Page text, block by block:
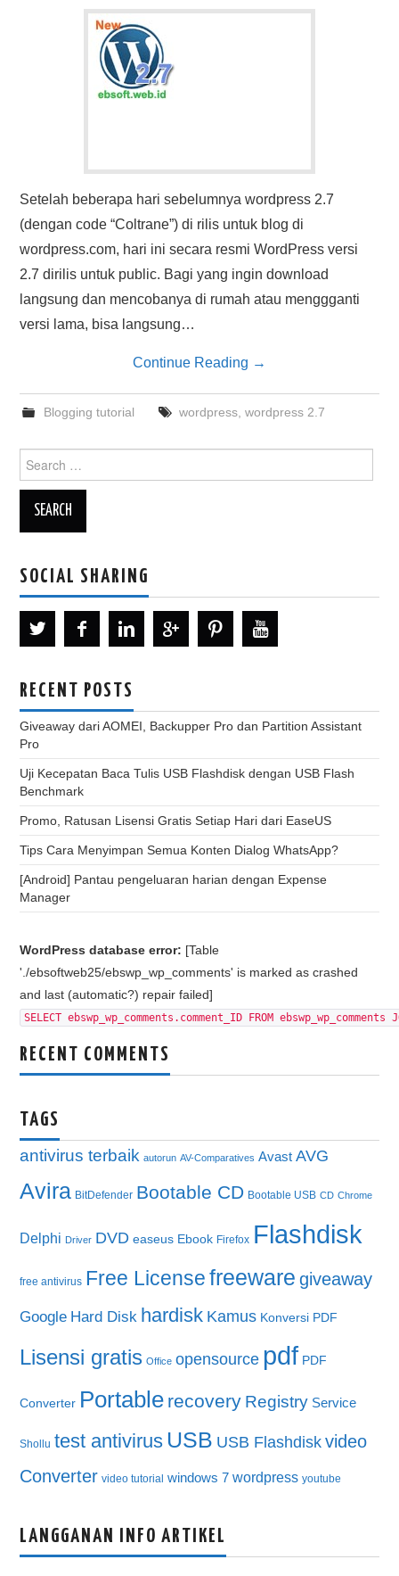
HASIL PENCARIAN
Setelah beberapa hari sebelumnya wordpress 2.7
(dengan code “Coltrane”) di rilis untuk blog di
wordpress.com, hari ini secara resmi WordPress versi
2.7 dirilis untuk public. Bagi yang ingin download
langsung dan mencobanya di rumah atau menggganti
versi lama, bisa langsung…
Continue Reading →
Blogging tutorial wordpress, wordpress 2.7
for:
SOCIAL SHARING
RECENT POSTS
Giveaway dari AOMEI, Backupper Pro dan Partition Assistant
Pro
Uji Kecepatan Baca Tulis USB Flashdisk dengan USB Flash
Benchmark
Promo, Ratusan Lisensi Gratis Setiap Hari dari EaseUS
Tips Cara Menyimpan Semua Konten Dialog WhatsApp?
[Android] Pantau pengeluaran harian dengan Expense
Manager
WordPress database error: [Table
'./ebsoftweb25/ebswp_wp_comments' is marked as crashed
and last (automatic?) repair failed]
SELECT ebswp_wp_comments.comment_ID FROM
RECENT COMMENTS
TAGS
antivirus terbaik autorun AV-Comparatives Avast AVG
Avira BitDefender Bootable CD Bootable USB CD Chrome
Delphi Driver DVD easeus Ebook Firefox Flashdisk
free antivirus Free License freeware giveaway
Google Hard Disk hardisk Kamus Konversi PDF
Lisensi gratis Office opensource pdf PDF
Converter Portable recovery Registry Service
Shollu test antivirus USB USB Flashdisk video
Converter video tutorial windows 7 wordpress youtube
LANGGANAN INFO ARTIKEL